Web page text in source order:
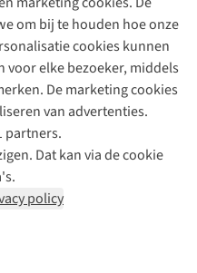
om bij te houden hoe onze
cookies kunnen
voor elke bezoeker, middels
De marketing cookies
van advertenties.
partners.
Dat kan via de cookie
policy